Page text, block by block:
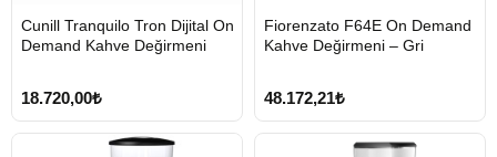
KARGO
GÖNDERİ
Cunill Tranquilo Tron Dijital On
Demand Kahve Değirmeni
18.720,00₺
GÖNDERİ
Fiorenzato F64E On Demand
Kahve Değirmeni – Gri
48.172,21₺